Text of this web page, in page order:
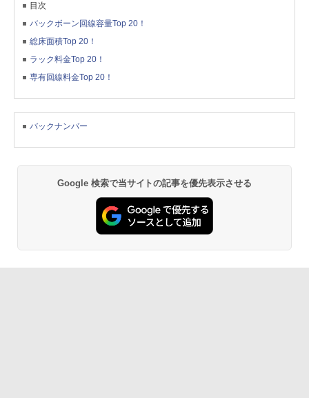
目次
バックボーン回線容量Top 20！
総床面積Top 20！
ラック料金Top 20！
専有回線料金Top 20！
バックナンバー
Google 検索で当サイトの記事を優先表示させる